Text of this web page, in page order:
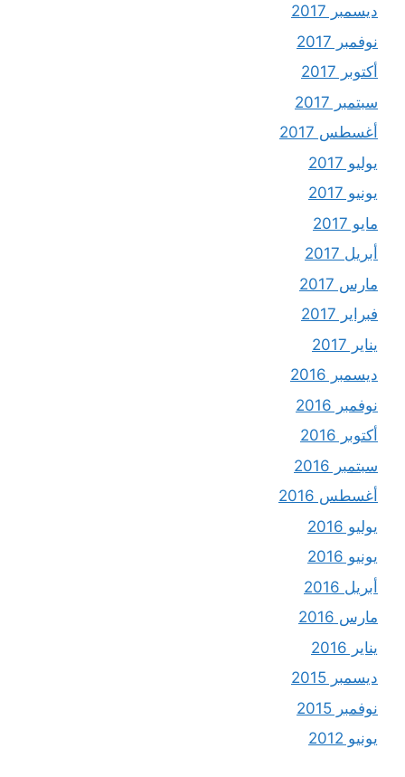
ديسمبر 2017
نوفمبر 2017
أكتوبر 2017
سبتمبر 2017
أغسطس 2017
يوليو 2017
يونيو 2017
مايو 2017
أبريل 2017
مارس 2017
فبراير 2017
يناير 2017
ديسمبر 2016
نوفمبر 2016
أكتوبر 2016
سبتمبر 2016
أغسطس 2016
يوليو 2016
يونيو 2016
أبريل 2016
مارس 2016
يناير 2016
ديسمبر 2015
نوفمبر 2015
يونيو 2012